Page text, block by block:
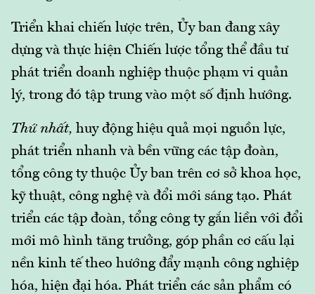
Triển khai chiến lược trên, Ủy ban đang xây
dựng và thực hiện Chiến lược tổng thể đầu tư
phát triển doanh nghiệp thuộc phạm vi quản
lý, trong đó tập trung vào một số định hướng.
Thứ nhất, huy động hiệu quả mọi nguồn lực,
phát triển nhanh và bền vững các tập đoàn,
tổng công ty thuộc Ủy ban trên cơ sở khoa học,
kỹ thuật, công nghệ và đổi mới sáng tạo. Phát
triển các tập đoàn, tổng công ty gắn liền với đổi
mới mô hình tăng trưởng, góp phần cơ cấu lại
nền kinh tế theo hướng đẩy mạnh công nghiệp
hóa, hiện đại hóa. Phát triển các sản phẩm có